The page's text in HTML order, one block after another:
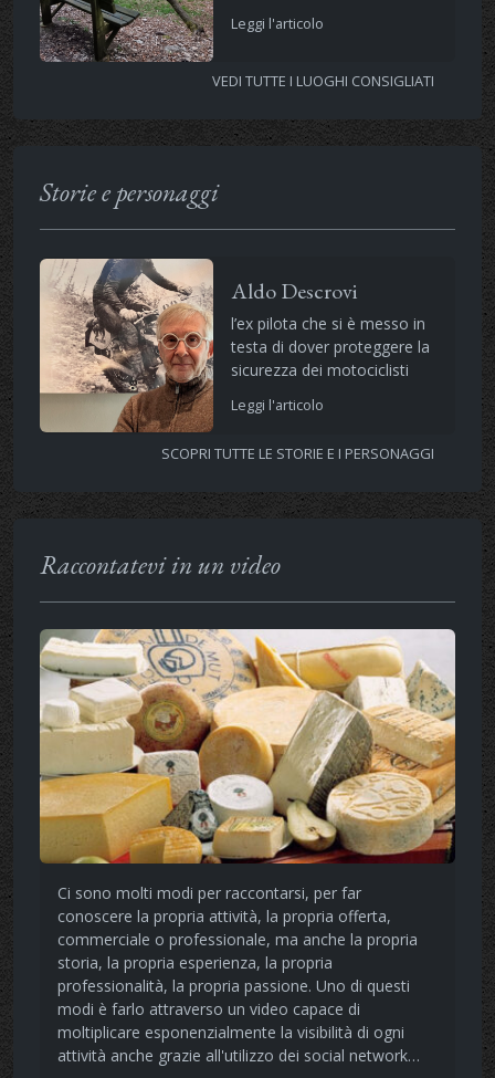
Leggi l'articolo
VEDI TUTTE I LUOGHI CONSIGLIATI
Storie e personaggi
Aldo Descrovi
l’ex pilota che si è messo in
testa di dover proteggere la
sicurezza dei motociclisti
Leggi l'articolo
SCOPRI TUTTE LE STORIE E I PERSONAGGI
Raccontatevi in un video
Ci sono molti modi per raccontarsi, per far
conoscere la propria attività, la propria offerta,
commerciale o professionale, ma anche la propria
storia, la propria esperienza, la propria
professionalità, la propria passione. Uno di questi
modi è farlo attraverso un video capace di
moltiplicare esponenzialmente la visibilità di ogni
attività anche grazie all'utilizzo dei social network…